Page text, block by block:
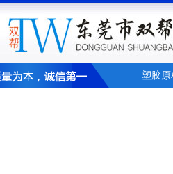
塑胶原